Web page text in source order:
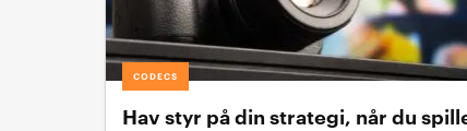
CODECS
Hav styr på din strategi, når du